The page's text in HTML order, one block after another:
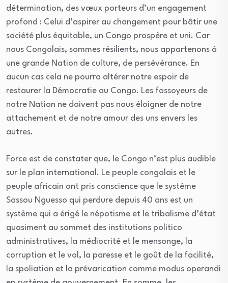
détermination, des vœux porteurs d’un engagement
profond : Celui d’aspirer au changement pour bâtir une
société plus équitable, un Congo prospère et uni. Car
nous Congolais, sommes résilients, nous appartenons à
une grande Nation de culture, de persévérance. En
aucun cas cela ne pourra altérer notre espoir de
restaurer la Démocratie au Congo. Les fossoyeurs de
notre Nation ne doivent pas nous éloigner de notre
attachement et de notre amour des uns envers les
autres.
Force est de constater que, le Congo n’est plus audible
sur le plan international. Le peuple congolais et le
peuple africain ont pris conscience que le système
Sassou Nguesso qui perdure depuis 40 ans est un
système qui a érigé le népotisme et le tribalisme d’état
quasiment au sommet des institutions politico
administratives, la médiocrité et le mensonge, la
corruption et le vol, la paresse et le goût de la facilité,
la spoliation et la prévarication comme modus operandi